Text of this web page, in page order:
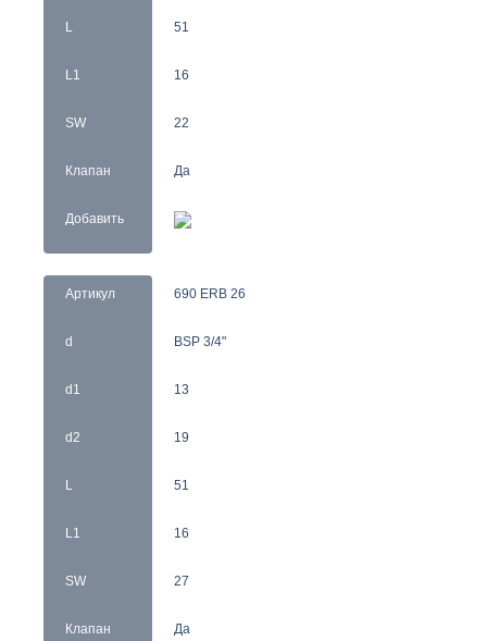
L
L1
SW
Клапан
Добавить
51
16
22
Да
Артикул
d
d1
d2
L
L1
SW
Клапан
690 ERB 26
BSP 3/4"
13
19
51
16
27
Да